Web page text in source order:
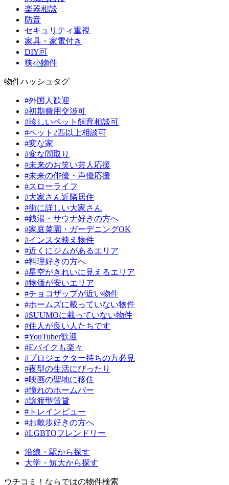
楽器相談
防音
セキュリティ重視
家具・家電付き
DIY可
狭小物件
物件ハッシュタグ
#外国人歓迎
#初期費用交渉可
#珍しいペット飼育相談可
#ペット2匹以上相談可
#変な家
#変な間取り
#未来のお笑い芸人応援
#未来の俳優・声優応援
#スローライフ
#大家さん近隣居住
#街に詳しい大家さん
#銭湯・サウナ好きの方へ
#家庭菜園・ガーデニングOK
#インスタ映え物件
#近くにジムがあるエリア
#料理好きの方へ
#星空がきれいに見えるエリア
#物価が安いエリア
#チョコザップが近い物件
#ホームズに載っていない物件
#SUUMOに載っていない物件
#住人が良い人たちです
#YouTuber歓迎
#Eバイクも楽々
#プロジェクター持ちの方必見
#夜型の生活にぴったり
#映画の聖地に移住
#憧れのホームバー
#譲渡型賃貸
#トレインビュー
#お散歩好きの方へ
#LGBTQフレンドリー
沿線・駅から探す
大学・短大から探す
ウチコミ！ならではの物件検索